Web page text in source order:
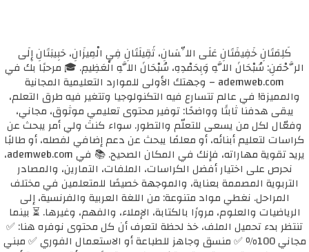
كَلِمَتَانِ خَفِيفَتَانِ عَلَى اللِّسَانِ، ثَقِيلَتَانِ فِي الْمِيزَانِ، حَبِيبَتَانِ إِلَى
الرَّحْمَنِ: سُبْحَانَ اللَّهِ وَبِحَمْدِهِ، سُبْحَانَ اللَّهِ الْعَظِيمِ. 🎓 مرحبًا بك في
ademweb.com – وجهتك الأولى للموارد التعليمية المجانية
والمميزة! في عالم تتسارع فيه التكنولوجيا وتتغير فيه طرق التعلم،
يبقى هدفنا ثابتًا وواضحًا: توفير محتوى تعليمي موثوق، مجاني،
وفعّال لكل من يسعى للتعلّم والتطور. سواء كنتَ ولي أمر يبحث عن
كراسات لتعليم أبنائه، أو معلمًا يبحث عن دعم إضافي لفصله، أو طالبًا
يريد تقوية مهاراته، فإنك في المكان الصحيح. 📚 في ademweb.com،
نحرص على اختيار أفضل الكراسات، الملفات، التمارين، والمصادر
التربوية المصممة بعناية، والموجهة خصيصًا للمتعلمين في مختلف
المراحل. نغطي مواد متنوعة: من اللغة العربية والفرنسية، إلى
الرياضيات والعلوم، مرورًا بالكتابة، الإملاء، والفهم، وغيرها. ⏳ بينما
تنتظر بدء تحميل الملف، خذ لحظة لتعرف أن كل محتوى نوفره هنا: ✅
مجاني 100٪ ✅ منسق وجاهز للطباعة أو الاستعمال الفوري ✅ مبني